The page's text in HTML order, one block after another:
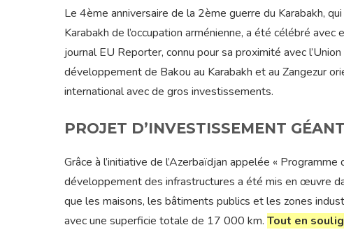
Le 4ème anniversaire de la 2ème guerre du Karabakh,
Karabakh de l’occupation arménienne, a été célébré
journal EU Reporter, connu pour sa proximité avec
développement de Bakou au Karabakh et au Zangezur
international avec de gros investissements.
PROJET D’INVESTISSEMENT GÉANT
Grâce à l’initiative de l’Azerbaïdjan appelée «
développement des infrastructures a été mis en œuvre
que les maisons, les bâtiments publics et les zones
avec une superficie totale de 17 000 km. Tout en